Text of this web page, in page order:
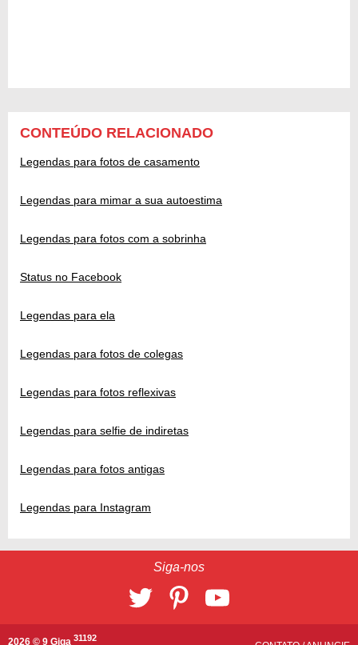
CONTEÚDO RELACIONADO
Legendas para fotos de casamento
Legendas para mimar a sua autoestima
Legendas para fotos com a sobrinha
Status no Facebook
Legendas para ela
Legendas para fotos de colegas
Legendas para fotos reflexivas
Legendas para selfie de indiretas
Legendas para fotos antigas
Legendas para Instagram
Siga-nos
2026 © 9 Giga 31192